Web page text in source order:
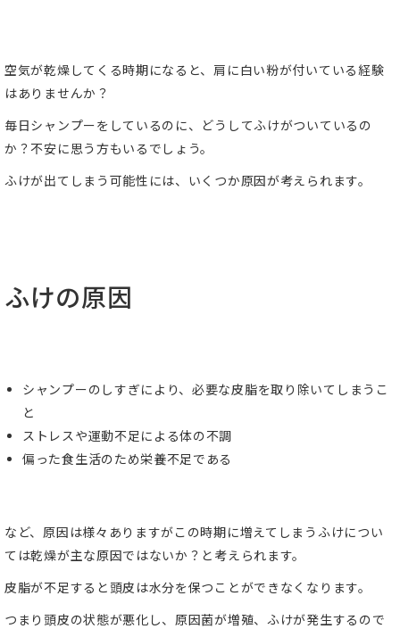
空気が乾燥してくる時期になると、肩に白い粉が付いている経験
はありませんか？
毎日シャンプーをしているのに、どうしてふけがついているの
か？不安に思う方もいるでしょう。
ふけが出てしまう可能性には、いくつか原因が考えられます。
ふけの原因
シャンプーのしすぎにより、必要な皮脂を取り除いてしまうこ
と
ストレスや運動不足による体の不調
偏った食生活のため栄養不足である
など、原因は様々ありますがこの時期に増えてしまうふけについ
ては乾燥が主な原因ではないか？と考えられます。
皮脂が不足すると頭皮は水分を保つことができなくなります。
つまり頭皮の状態が悪化し、原因菌が増殖、ふけが発生するので